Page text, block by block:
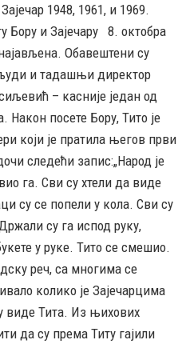
1948, 1961, и 1969.
Бору и Зајечару 8. октобра
Обавештени су
и тадашњи директор
– касније један од
Након посете Бору, Тито је
који је пратила његов први
следећи запис:„Народ је
га. Сви су хтели да виде
су се попели у кола. Сви су
су га испод руку,
у руке. Тито се смешио.
реч, са многима се
колико је Зајечарцима
виде Тита. Из њихових
да су према Титу гајили